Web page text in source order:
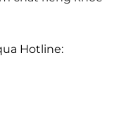
Hotline: